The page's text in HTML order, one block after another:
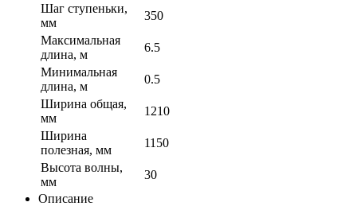
Шаг ступеньки,
мм
350
Максимальная
длина, м
6.5
Минимальная
длина, м
0.5
Ширина общая,
мм
1210
Ширина
полезная, мм
1150
Высота волны,
мм
30
Описание